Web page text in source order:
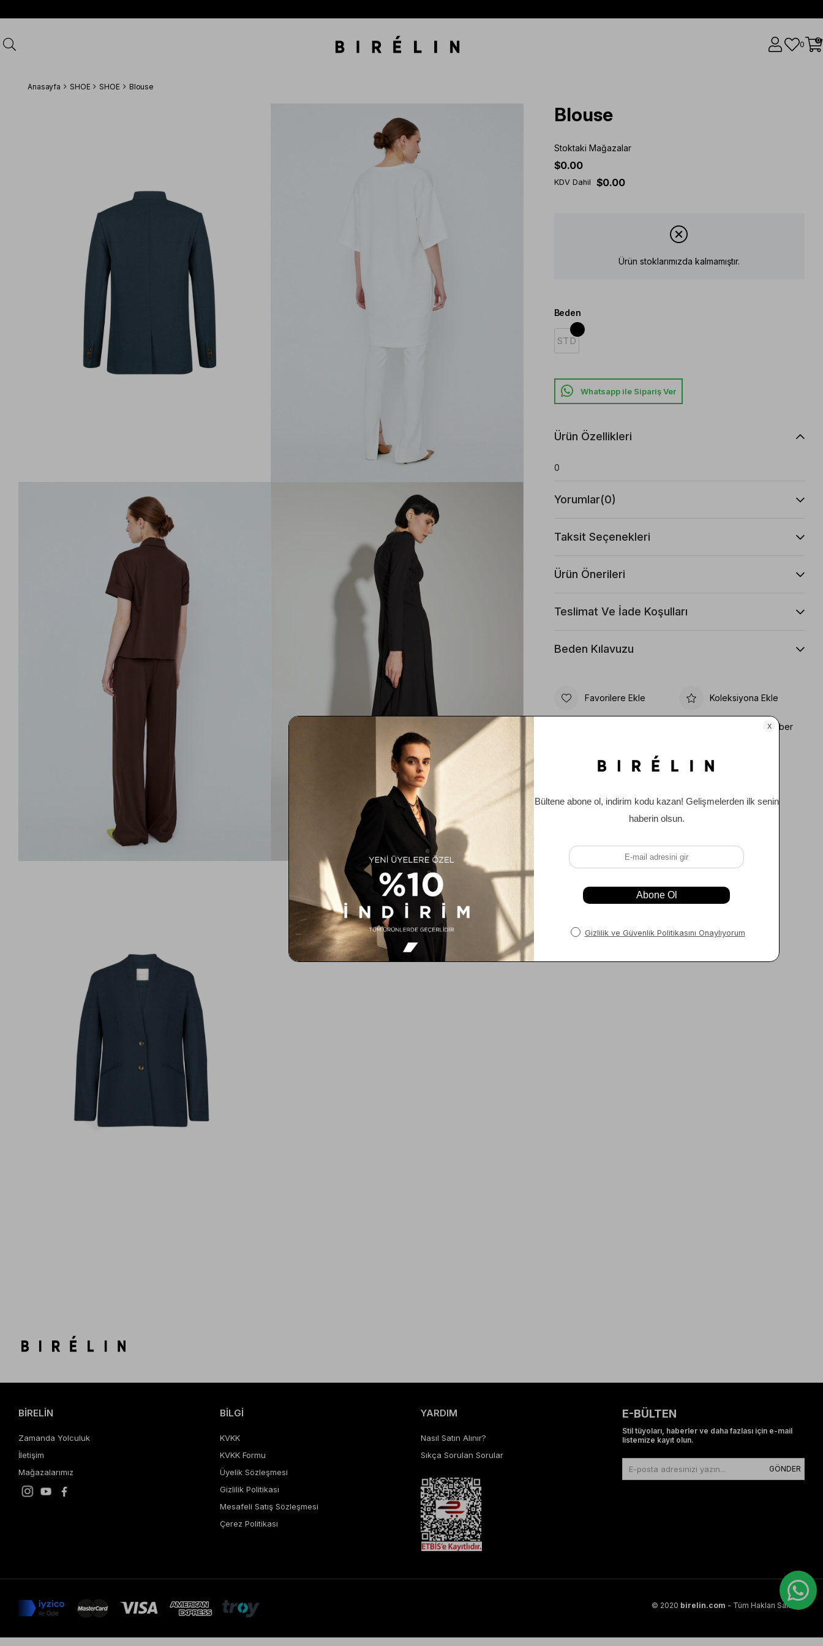
0 0
Anasayfa SHOE SHOE Blouse
Blouse
Stoktaki Mağazalar
$0.00
KDV Dahil $0.00
Ürün stoklarımızda kalmamıştır.
Beden
STD
Whatsapp ile Sipariş Ver
Ürün Özellikleri
0
Yorumlar(0)
Taksit Seçenekleri
Ürün Önerileri
Teslimat Ve İade Koşulları
Beden Kılavuzu
Favorilere Ekle Koleksiyona Ekle
Fiyat Düşünce Haber
Gelince Haber Ver
Tavsiye Et Yorum Yaz
BİRELİN
Zamanda Yolculuk
İletişim
Mağazalarımız
BİLGİ
KVKK
KVKK Formu
Üyelik Sözleşmesi
Gizlilik Politikası
Mesafeli Satış Sözleşmesi
Çerez Politikası
YARDIM
Nasıl Satın Alınır?
Sıkça Sorulan Sorular
E-BÜLTEN
Stil tüyoları, haberler ve daha fazlası için e-mail
listemize kayıt olun.
GÖNDER
© 2020 birelin.com - Tüm Hakları Saklıdır.